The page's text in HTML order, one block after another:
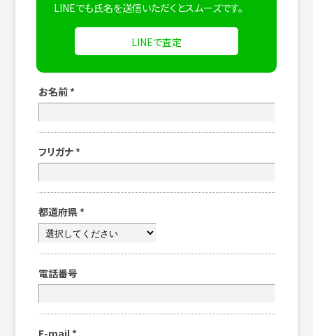
LINEでも氏名を送信いただくとスムーズです。
LINEで査定
お名前 *
フリガナ *
都道府県 *
電話番号